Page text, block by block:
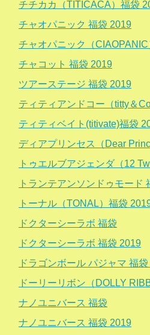
チチカカ（TITICACA）福袋
チャオパニック 福袋 2019
チャオパニック（
チャコット 福袋 2019
ツアーステージ 福袋 2019
ティティアンドコー（titty＆
ティティベイト(titivate)福袋
ディアプリンセス（Dear
トゥエルブアジェンダ（12
トランテアンソンドゥモード
トーナル（TONAL）福袋
ドクターシーラボ 福袋
ドクターシーラボ 福袋 2019
ドラゴンボール パジャマ 福
ドーリーリボン（DOLLY
ナノユニバース 福袋
ナノユニバース 福袋 2019